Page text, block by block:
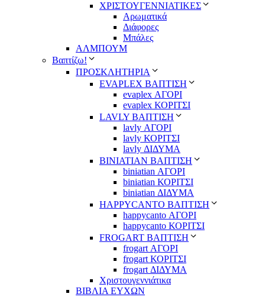
ΧΡΙΣΤΟΥΓΕΝΝΙΑΤΙΚΕΣ
Αρωματικά
Διάφορες
Μπάλες
ΑΛΜΠΟΥΜ
Βαπτίζω!
ΠΡΟΣΚΛΗΤΗΡΙΑ
EVAPLEX ΒΑΠΤΙΣΗ
evaplex ΑΓΟΡΙ
evaplex ΚΟΡΙΤΣΙ
LAVLY ΒΑΠΤΙΣΗ
lavly ΑΓΟΡΙ
lavly ΚΟΡΙΤΣΙ
lavly ΔΙΔΥΜΑ
ΒΙΝΙΑΤΙΑΝ ΒΑΠΤΙΣΗ
biniatian ΑΓΟΡΙ
biniatian ΚΟΡΙΤΣΙ
biniatian ΔΙΔΥΜΑ
HAPPYCANTO ΒΑΠΤΙΣΗ
happycanto ΑΓΟΡΙ
happycanto ΚΟΡΙΤΣΙ
FROGART ΒΑΠΤΙΣΗ
frogart ΑΓΟΡΙ
frogart ΚΟΡΙΤΣΙ
frogart ΔΙΔΥΜΑ
Χριστουγεννιάτικα
ΒΙΒΛΙΑ ΕΥΧΩΝ